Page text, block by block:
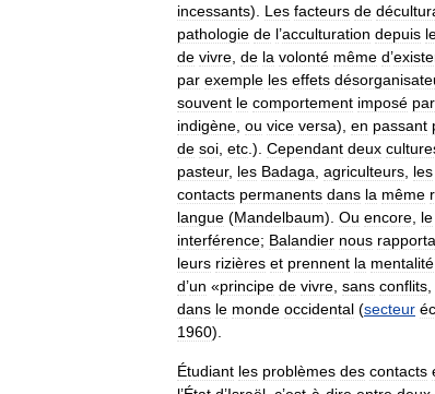
incessants). Les facteurs de
pathologie de l’acculturation depuis
de vivre de la volonté même d’
par exemple les effets
souvent le comportement imposé par
indigène ou vice versa), en passant
de soi etc .). Cependant deux
pasteur, les Badaga agriculteurs les
contacts permanents dans la même
langue (Mandelbaum). Ou encore le
interférence; Balandier nous
leurs rizières et prennent la mentalité
d’un «principe de vivre sans conflits
dans le monde occidental (secteur
1960).
Étudiant les problèmes des contacts